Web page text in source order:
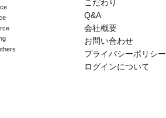
こだわり
Q&A
会社概要
お問い合わせ
プライバシーポリシー
ログインについて